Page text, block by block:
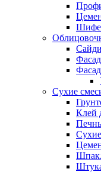
Сухие
Клей